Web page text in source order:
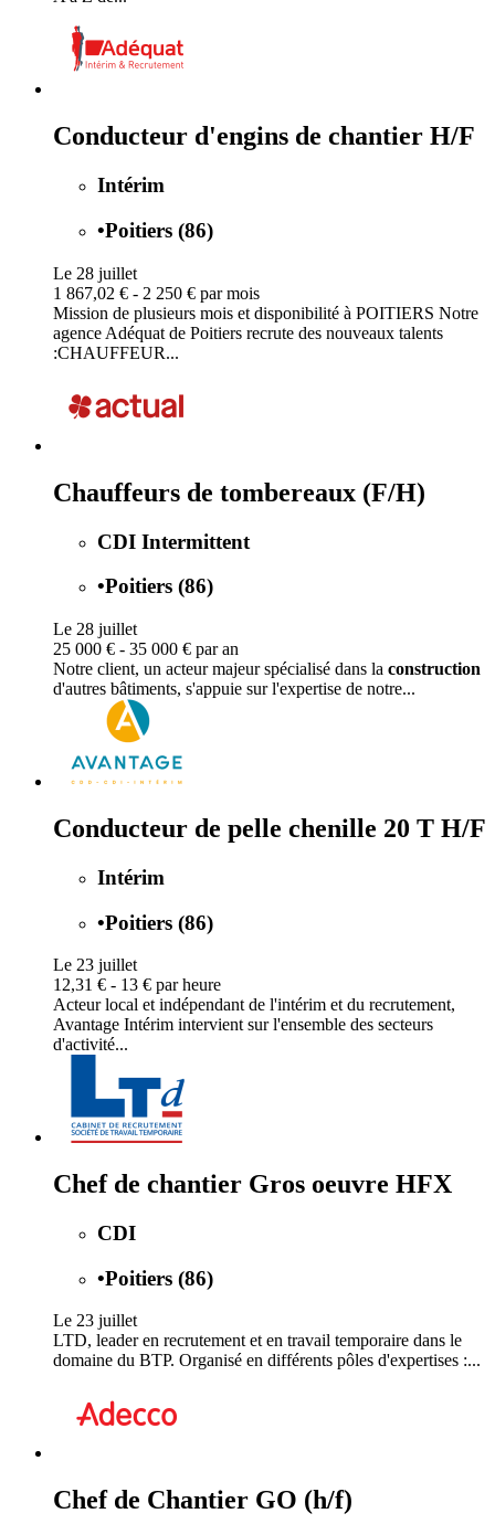
Conducteur d'engins de chantier H/F
Intérim
•Poitiers (86)
Le 28 juillet
1 867,02 € - 2 250 € par mois
Mission de plusieurs mois et disponibilité à POITIERS Notre
agence Adéquat de Poitiers recrute des nouveaux talents
:CHAUFFEUR...
Chauffeurs de tombereaux (F/H)
CDI Intermittent
•Poitiers (86)
Le 28 juillet
25 000 € - 35 000 € par an
Notre client, un acteur majeur spécialisé dans la construction
d'autres bâtiments, s'appuie sur l'expertise de notre...
Conducteur de pelle chenille 20 T H/F
Intérim
•Poitiers (86)
Le 23 juillet
12,31 € - 13 € par heure
Acteur local et indépendant de l'intérim et du recrutement,
Avantage Intérim intervient sur l'ensemble des secteurs
d'activité...
Chef de chantier Gros oeuvre HFX
CDI
•Poitiers (86)
Le 23 juillet
LTD, leader en recrutement et en travail temporaire dans le
domaine du BTP. Organisé en différents pôles d'expertises :...
Chef de Chantier GO (h/f)